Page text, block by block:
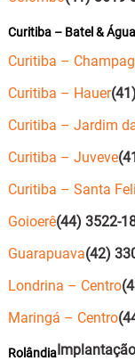
Curitiba – Batel &
Curitiba –
Curitiba – Hauer
Curitiba – Jardim
Curitiba – Juveve
Curitiba – Santa
Goioerê(44) 3522-
Guarapuava(42)
Londrina – Centro
Maringá – Centro
RolândiaImplantação